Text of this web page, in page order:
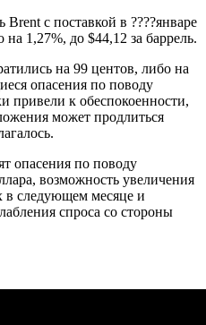
с поставкой в ????январе
1,27%, до $44,12 за баррель.
на 99 центов, либо на
опасения по поводу
привели к обеспокоенности,
может продлиться
опасения по поводу
возможность увеличения
в следующем месяце и
спроса со стороны